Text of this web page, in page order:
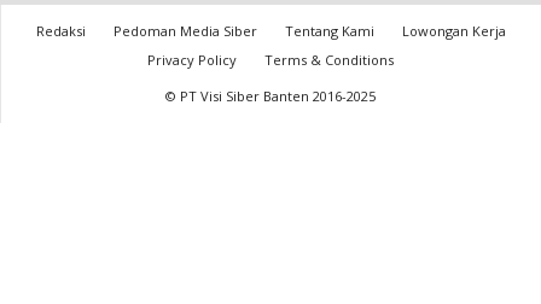
Redaksi Pedoman Media Siber Tentang Kami
Lowongan Kerja
Privacy Policy
Terms & Conditions
© PT Visi Siber Banten 2016-2025